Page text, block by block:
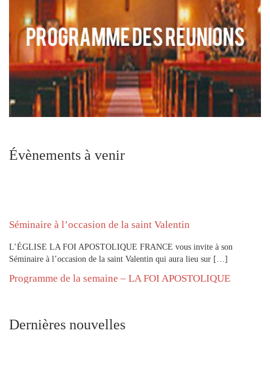
Évènements à venir
Séminaire à l’occasion de la saint Valentin qui aura lieu sur […]
Programme de la semaine – LA FOI APOSTOLIQUE
FRANCE
Dernières nouvelles